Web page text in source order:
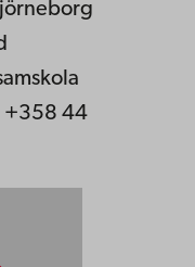
+358 44